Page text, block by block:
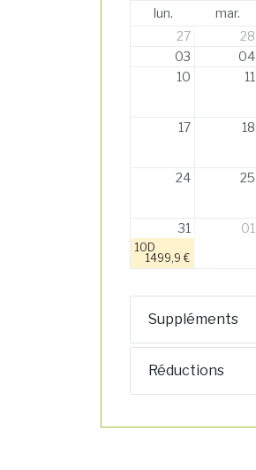
lun. mar.
27
28
03
04
10
11
17 18
24 25
31
10D
1499,9 €
01
Suppléments
Réductions